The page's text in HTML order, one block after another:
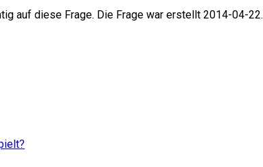
auf diese Frage. Die Frage war erstellt 2014-04-22.